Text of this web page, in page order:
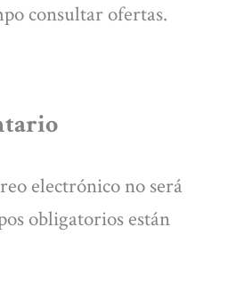
consultar ofertas.
electrónico no será
obligatorios están